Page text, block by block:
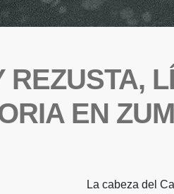
REZUSTA,
EN
La cabeza del